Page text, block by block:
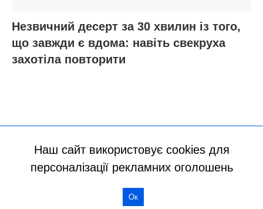
Наш сайт використовує cookies для
персоналізації рекламних оголошень
Ок